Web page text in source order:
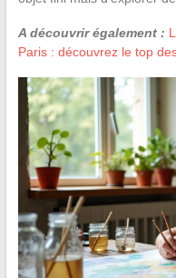
A découvrir également :
Paris : découvrez le top